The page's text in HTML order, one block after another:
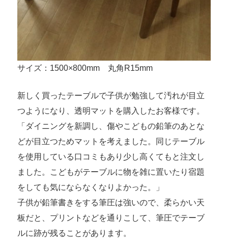
サイズ：1500×800mm 丸角R15mm
新しく買ったテーブルで子供が勉強して汚れが目立
つようになり、透明マットを購入したお客様です。
「ダイニングを新調し、傷やこどもの鉛筆のあとな
どが目立つためマットを考えました。同じテーブル
を使用している口コミもあり少し高くてもと注文し
ました。こどもがテーブルに物を雑に置いたり宿題
をしても気にならなくなりよかった。」
子供が鉛筆書きをする筆圧は強いので、柔らかい天
板だと、プリントなどを通りこして、筆圧でテーブ
ルに跡が残ることがあります。